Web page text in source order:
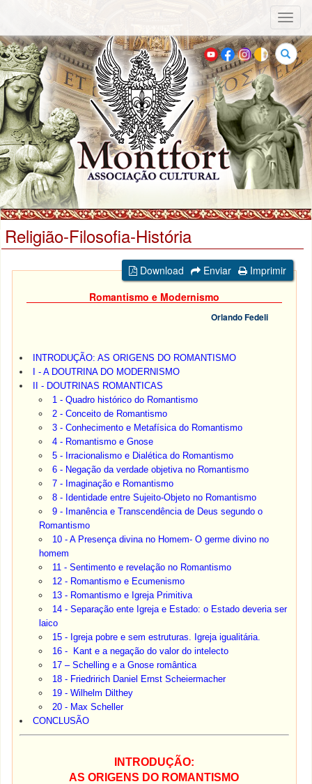
Buscar
Religião-Filosofia-História
Download Enviar
Imprimir
Romantismo e Modernismo
Orlando Fedeli
INTRODUÇÃO: AS ORIGENS DO ROMANTISMO
I - A DOUTRINA DO MODERNISMO
II - DOUTRINAS ROMANTICAS
1 - Quadro histórico do Romantismo
2 - Conceito de Romantismo
3 - Conhecimento e Metafísica do Romantismo
4 - Romantismo e Gnose
5 - Irracionalismo e Dialética do Romantismo
6 - Negação da verdade objetiva no Romantismo
7 - Imaginação e Romantismo
8 - Identidade entre Sujeito-Objeto no Romantismo
9 - Imanência e Transcendência de Deus segundo o
Romantismo
10 - A Presença divina no Homem- O germe divino no
homem
11 - Sentimento e revelação no Romantismo
12 - Romantismo e Ecumenismo
13 - Romantismo e Igreja Primitiva
14 - Separação ente Igreja e Estado: o Estado deveria ser
laico
15 - Igreja pobre e sem estruturas. Igreja igualitária.
16 - Kant e a negação do valor do intelecto
17 – Schelling e a Gnose romântica
18 - Friedririch Daniel Ernst Scheiermacher
19 - Wilhelm Dilthey
20 - Max Scheller
CONCLUSÃO
INTRODUÇÃO:
AS ORIGENS DO ROMANTISMO